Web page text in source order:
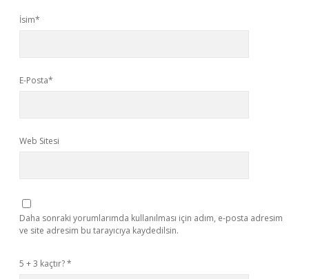
İsim*
E-Posta*
Web Sitesi
Daha sonraki yorumlarımda kullanılması için adım, e-posta adresim
ve site adresim bu tarayıcıya kaydedilsin.
5 + 3 kaçtır?*